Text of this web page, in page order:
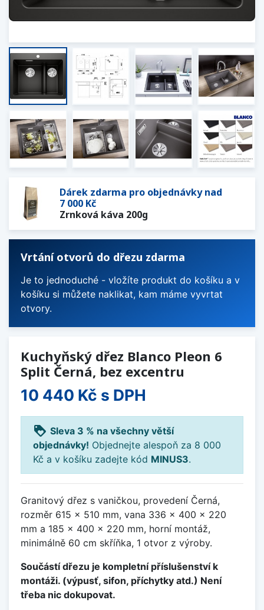
Dárek zdarma pro objednávky nad
7 000 Kč
Zrnková káva 200g
Vrtání otvorů do dřezu zdarma
Je to jednoduché - vložíte produkt do košíku a v
košíku si můžete naklikat, kam máme vyvrtat
otvory.
Kuchyňský dřez Blanco Pleon 6
Split Černá, bez excentru
10 440 Kč s DPH
loyalty Sleva 3 % na všechny větší
objednávky! Objednejte alespoň za 8 000
Kč a v košíku zadejte kód MINUS3.
Granitový dřez s vaničkou, provedení Černá,
rozměr 615 x 510 mm, vana 336 x 400 x 220
mm a 185 x 400 x 220 mm, horní montáž,
minimálně 60 cm skříňka, 1 otvor z výroby.
Součástí dřezu je kompletní příslušenství k
montáži. (výpusť, sifon, příchytky atd.) Není
třeba nic dokupovat.